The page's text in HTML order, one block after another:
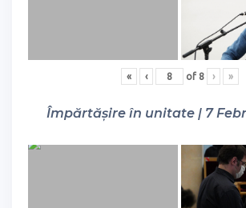
« ‹ of 8 › »
Împărtășire în unitate | 7